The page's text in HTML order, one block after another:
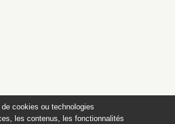
cookies ou technologies
les contenus, les fonctionnalités